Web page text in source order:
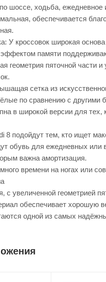
шоссе, ходьба, ежедневное
обеспечивается
У кроссовок широкая
эффектом памяти
геометрия пяточной
сетка из
по сравнению с другими
в широкой версии для
8 подойдут тем, кто ищет
обувь для ежедневных или
важна амортизация.
времени на ногах или
увеличенной геометрией
обеспечивает хорошую
одной из самых